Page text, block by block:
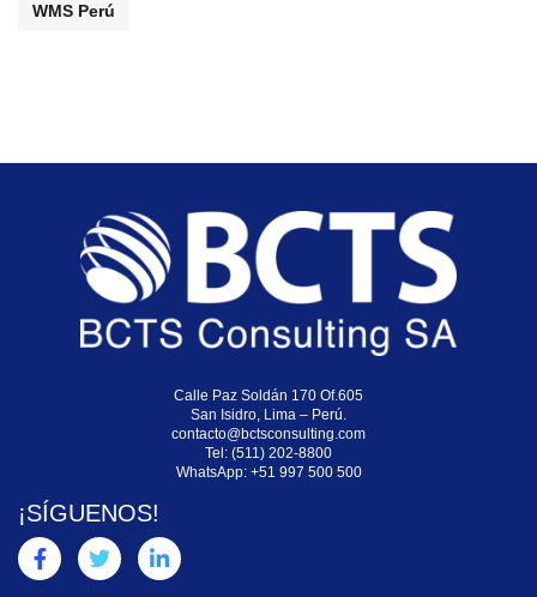
WMS Perú
Calle Paz Soldán 170 Of.605
San Isidro, Lima – Perú.
contacto@bctsconsulting.com
Tel: (511) 202-8800
WhatsApp: +51 997 500 500
¡SÍGUENOS!